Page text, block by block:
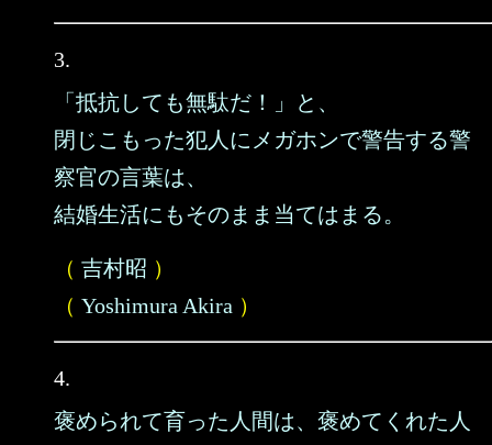
3.
「抵抗しても無駄だ！」と、
閉じこもった犯人にメガホンで警告する警
察官の言葉は、
結婚生活にもそのまま当てはまる。
（ 吉村昭 ）
（ Yoshimura Akira ）
4.
褒められて育った人間は、褒めてくれた人